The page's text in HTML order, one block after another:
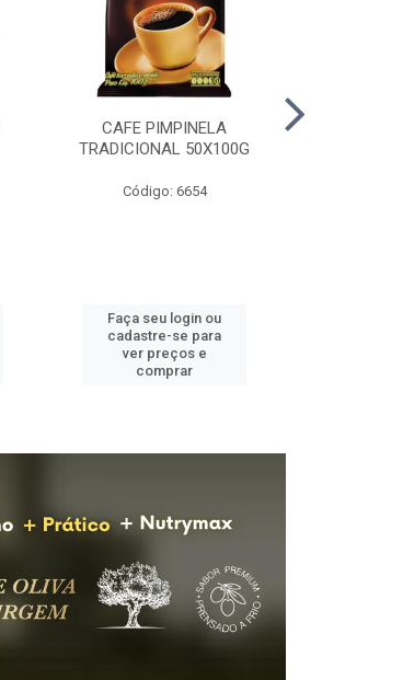
CAFE PIMPINELA
TRADICIONAL 50X100G
Código: 6654
Faça seu login ou
cadastre-se para
ver preços e
comprar